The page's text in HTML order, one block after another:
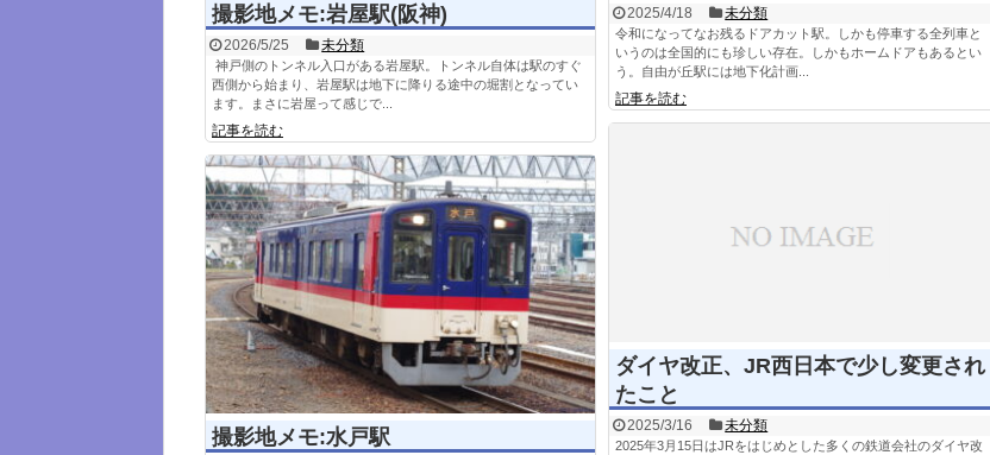
撮影地メモ:岩屋駅(阪神)
2026/5/25 未分類
神戸側のトンネル入口がある岩屋駅。トンネル自体は駅のすぐ
西側から始まり、岩屋駅は地下に降りる途中の堀割となってい
ます。まさに岩屋って感じで...
記事を読む
2025/4/18 未分類
令和になってなお残るドアカット駅。しかも停車する全列車と
いうのは全国的にも珍しい存在。しかもホームドアもあるとい
う。自由が丘駅には地下化計画...
記事を読む
ダイヤ改正、JR西日本で少し変更され
たこと
2025/3/16 未分類
2025年3月15日はJRをはじめとした多くの鉄道会社のダイヤ改
撮影地メモ:水戸駅